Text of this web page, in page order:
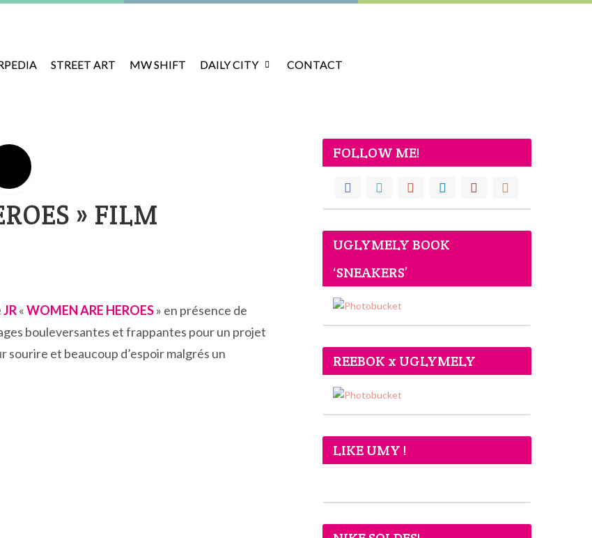
STREET ART MW SHIFT DAILY CITY CONTACT
» FILM
JR«WOMEN ARE HEROES» en présence de
bouleversantes et frappantes pour un projet
et beaucoup d’espoir malgrés un
FOLLOW ME!
UGLYMELY BOOK
‘SNEAKERS’
REEBOK x UGLYMELY
LIKE UMY !